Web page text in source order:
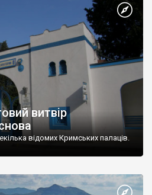
витвір
відомих Кримських палаців.